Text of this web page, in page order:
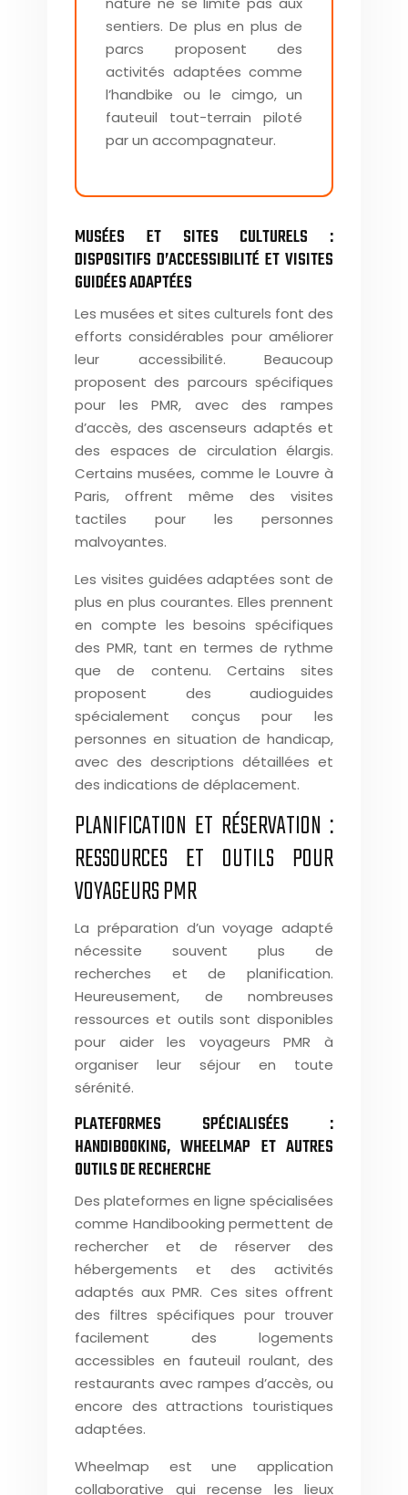
sentiers. De plus en plus de
parcs proposent des
activités adaptées comme
l’handbike ou le cimgo, un
fauteuil tout-terrain piloté
par un accompagnateur.
MUSÉES ET SITES CULTURELS :
DISPOSITIFS D’ACCESSIBILITÉ ET VISITES
GUIDÉES ADAPTÉES
Les musées et sites culturels font des
efforts considérables pour améliorer
leur accessibilité. Beaucoup
proposent des parcours spécifiques
pour les PMR, avec des rampes
d’accès, des ascenseurs adaptés et
des espaces de circulation élargis.
Certains musées, comme le Louvre à
Paris, offrent même des visites
tactiles pour les personnes
malvoyantes.
Les visites guidées adaptées sont de
plus en plus courantes. Elles prennent
en compte les besoins spécifiques
des PMR, tant en termes de rythme
que de contenu. Certains sites
proposent des audioguides
spécialement conçus pour les
personnes en situation de handicap,
avec des descriptions détaillées et
des indications de déplacement.
PLANIFICATION ET RÉSERVATION :
RESSOURCES ET OUTILS POUR
VOYAGEURS PMR
La préparation d’un voyage adapté
nécessite souvent plus de
recherches et de planification.
Heureusement, de nombreuses
ressources et outils sont disponibles
pour aider les voyageurs PMR à
organiser leur séjour en toute
sérénité.
PLATEFORMES SPÉCIALISÉES :
HANDIBOOKING, WHEELMAP ET AUTRES
OUTILS DE RECHERCHE
Des plateformes en ligne spécialisées
comme Handibooking permettent de
rechercher et de réserver des
hébergements et des activités
adaptés aux PMR. Ces sites offrent
des filtres spécifiques pour trouver
facilement des logements
accessibles en fauteuil roulant, des
restaurants avec rampes d’accès, ou
encore des attractions touristiques
adaptées.
Wheelmap est une application
collaborative qui recense les lieux